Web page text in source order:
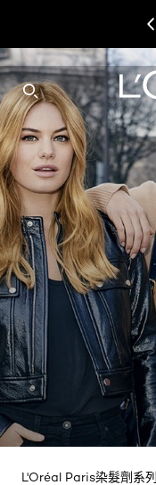
SEARCH THIS SITE
L'Oréal Paris染髮劑系